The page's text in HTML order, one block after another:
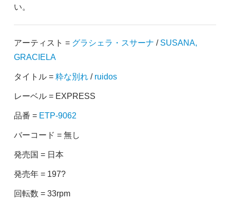
い。
アーティスト = グラシェラ・スサーナ / SUSANA,
GRACIELA
タイトル = 粋な別れ/ ruidos
レーベル = EXPRESS
品番 = ETP-9062
バーコード = 無し
発売国 = 日本
発売年 = 197?
回転数 = 33rpm